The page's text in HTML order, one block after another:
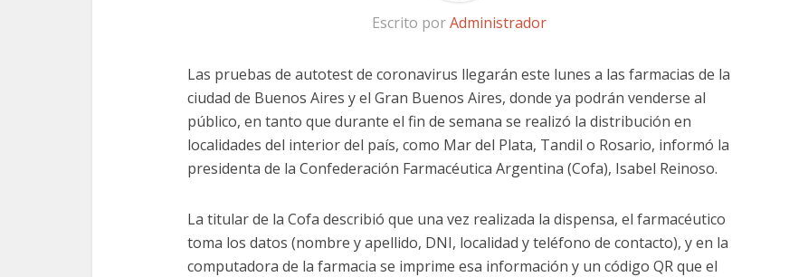
Escrito porAdministrador
Las pruebas de autotest de coronavirus llegarán este lunes a las farmacias de la
ciudad de Buenos Aires y el Gran Buenos Aires, donde ya podrán venderse al
público, en tanto que durante el fin de semana se realizó la distribución en
localidades del interior del país, como Mar del Plata, Tandil o Rosario, informó la
presidenta de la Confederación Farmacéutica Argentina (Cofa), Isabel Reinoso.
La titular de la Cofa describió que una vez realizada la dispensa, el farmacéutico
toma los datos (nombre y apellido, DNI, localidad y teléfono de contacto), y en la
computadora de la farmacia se imprime esa información y un código QR que el